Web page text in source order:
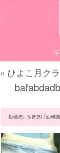
« ひよこ月ク
投稿者: ふきあげ幼稚園